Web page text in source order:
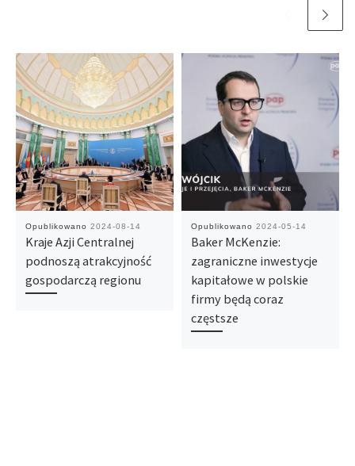
Opublikowano 2024-08-14
Kraje Azji Centralnej
podnoszą atrakcyjność
gospodarczą regionu
Opublikowano 2024-05-14
Baker McKenzie:
zagraniczne inwestycje
kapitałowe w polskie
firmy będą coraz
częstsze